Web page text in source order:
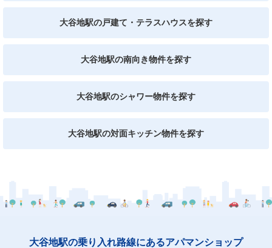
大谷地駅の戸建て・テラスハウスを探す
大谷地駅の南向き物件を探す
大谷地駅のシャワー物件を探す
大谷地駅の対面キッチン物件を探す
大谷地駅の乗り入れ路線にあるアパマンショップ